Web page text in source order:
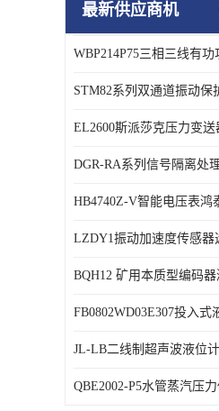
特殊用处传感器
特殊用途变送器
最新供应商机